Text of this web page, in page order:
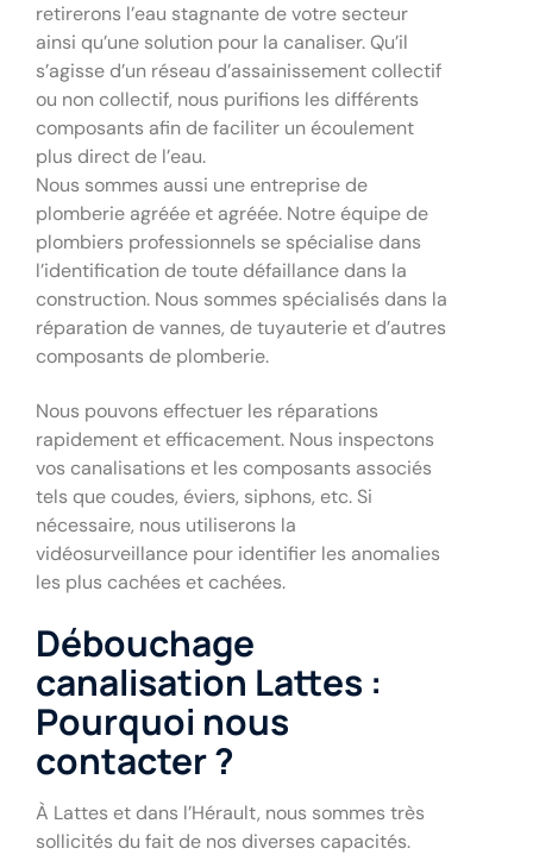
retirerons l’eau stagnante de votre secteur
ainsi qu’une solution pour la canaliser. Qu’il
s’agisse d’un réseau d’assainissement collectif
ou non collectif, nous purifions les différents
composants afin de faciliter un écoulement
plus direct de l’eau.
Nous sommes aussi une entreprise de
plomberie agréée et agréée. Notre équipe de
plombiers professionnels se spécialise dans
l’identification de toute défaillance dans la
construction. Nous sommes spécialisés dans la
réparation de vannes, de tuyauterie et d’autres
composants de plomberie.
Nous pouvons effectuer les réparations
rapidement et efficacement. Nous inspectons
vos canalisations et les composants associés
tels que coudes, éviers, siphons, etc. Si
nécessaire, nous utiliserons la
vidéosurveillance pour identifier les anomalies
les plus cachées et cachées.
Débouchage
canalisation Lattes :
Pourquoi nous
contacter ?
À Lattes et dans l’Hérault, nous sommes très
sollicités du fait de nos diverses capacités.